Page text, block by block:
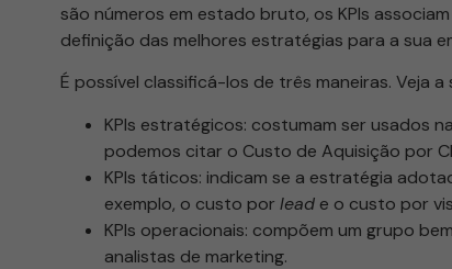
são números em estado bruto, os KPIs
definição das melhores estratégias para a sua
É possível classificá-los de três maneiras. Veja a
KPIs estratégicos: costumam ser usados
podemos citar o Custo de Aquisição por
KPIs táticos: indicam se a estratégia
exemplo, o custo por lead e o custo por
KPIs operacionais: compõem um grupo
analistas de marketing.